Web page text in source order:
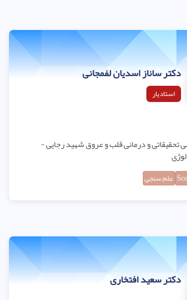
دکتر ساناز اسدیان لفمجانی
استادیار
تحقیقاتی و درمانی قلب و عروق شهید رجایی -
علم سنجی
دکتر سعید افتخاری